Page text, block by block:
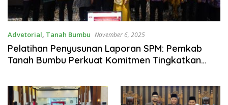
Advetorial, Tanah Bumbu November 6, 2025
Pelatihan Penyusunan Laporan SPM: Pemkab
Tanah Bumbu Perkuat Komitmen Tingkatkan